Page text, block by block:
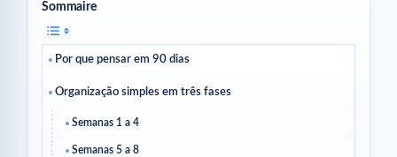
Sommaire
Por que pensar em 90 dias
Organização simples em três fases
Semanas 1 a 4
Semanas 5 a 8